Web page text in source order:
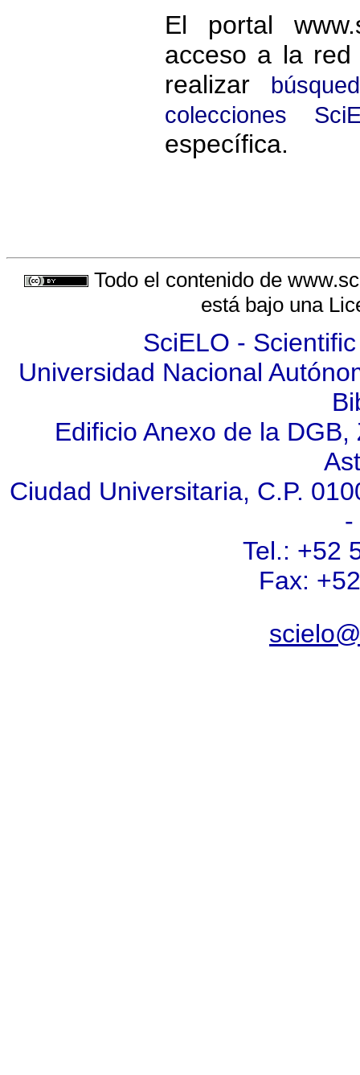
El portal
acceso a la
realizar
colecciones
específica.
Todo el contenido de
está bajo una
SciELO -
Universidad Nacional
Edificio Anexo de la
Ciudad Universitaria, C.P.
-
Tel.: +52
Fax: